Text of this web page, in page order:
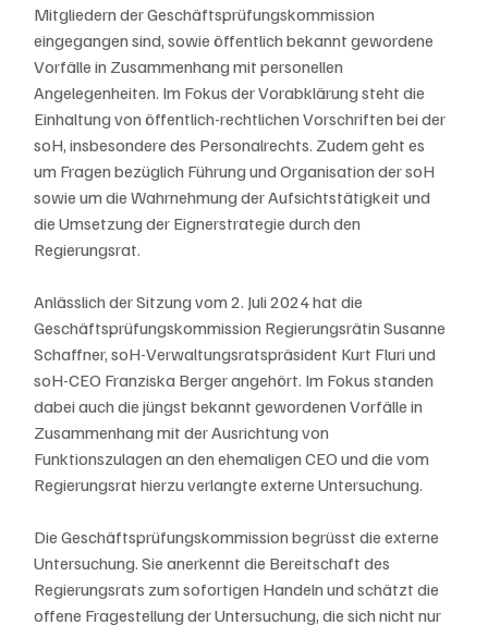
Mitgliedern der Geschäftsprüfungskommission
eingegangen sind, sowie öffentlich bekannt gewordene
Vorfälle in Zusammenhang mit personellen
Angelegenheiten. Im Fokus der Vorabklärung steht die
Einhaltung von öffentlich-rechtlichen Vorschriften bei der
soH, insbesondere des Personalrechts. Zudem geht es
um Fragen bezüglich Führung und Organisation der soH
sowie um die Wahrnehmung der Aufsichtstätigkeit und
die Umsetzung der Eignerstrategie durch den
Regierungsrat.
Anlässlich der Sitzung vom 2. Juli 2024 hat die
Geschäftsprüfungskommission Regierungsrätin Susanne
Schaffner, soH-Verwaltungsratspräsident Kurt Fluri und
soH-CEO Franziska Berger angehört. Im Fokus standen
dabei auch die jüngst bekannt gewordenen Vorfälle in
Zusammenhang mit der Ausrichtung von
Funktionszulagen an den ehemaligen CEO und die vom
Regierungsrat hierzu verlangte externe Untersuchung.
Die Geschäftsprüfungskommission begrüsst die externe
Untersuchung. Sie anerkennt die Bereitschaft des
Regierungsrats zum sofortigen Handeln und schätzt die
offene Fragestellung der Untersuchung, die sich nicht nur